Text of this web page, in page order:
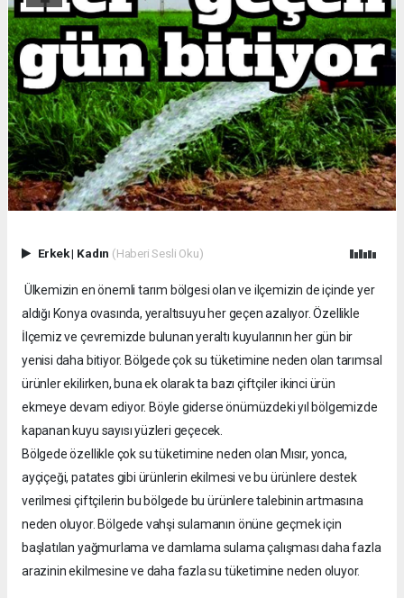
Erkek| Kadın (Haberi Sesli Oku)
Ülkemizin en önemli tarım bölgesi olan ve ilçemizin de içinde yer
aldığı Konya ovasında, yeraltısuyu her geçen azalıyor. Özellikle
İlçemiz ve çevremizde bulunan yeraltı kuyularının her gün bir
yenisi daha bitiyor. Bölgede çok su tüketimine neden olan tarımsal
ürünler ekilirken, buna ek olarak ta bazı çiftçiler ikinci ürün
ekmeye devam ediyor. Böyle giderse önümüzdeki yıl bölgemizde
kapanan kuyu sayısı yüzleri geçecek.
Bölgede özellikle çok su tüketimine neden olan Mısır, yonca,
ayçiçeği, patates gibi ürünlerin ekilmesi ve bu ürünlere destek
verilmesi çiftçilerin bu bölgede bu ürünlere talebinin artmasına
neden oluyor. Bölgede vahşi sulamanın önüne geçmek için
başlatılan yağmurlama ve damlama sulama çalışması daha fazla
arazinin ekilmesine ve daha fazla su tüketimine neden oluyor.